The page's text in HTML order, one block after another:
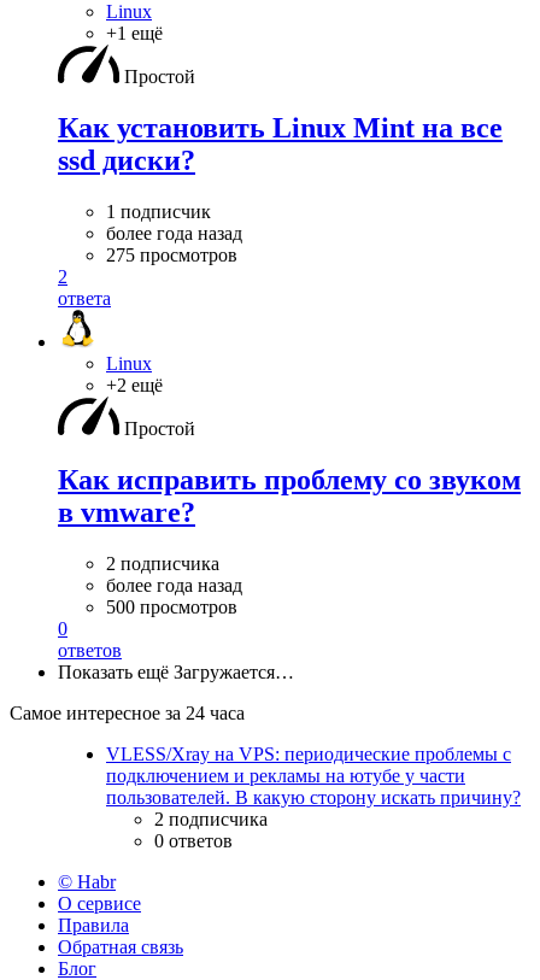
Linux
+1 ещё
Простой
Как установить Linux Mint на все
ssd диски?
1 подписчик
более года назад
275 просмотров
2
ответа
Linux
+2 ещё
Простой
Как исправить проблему со звуком
в vmware?
2 подписчика
более года назад
500 просмотров
0
ответов
Показать ещё Загружается…
Самое интересное за 24 часа
VLESS/Xray на VPS: периодические проблемы с
подключением и рекламы на ютубе у части
пользователей. В какую сторону искать причину?
2 подписчика
0 ответов
© Habr
О сервисе
Правила
Обратная связь
Блог